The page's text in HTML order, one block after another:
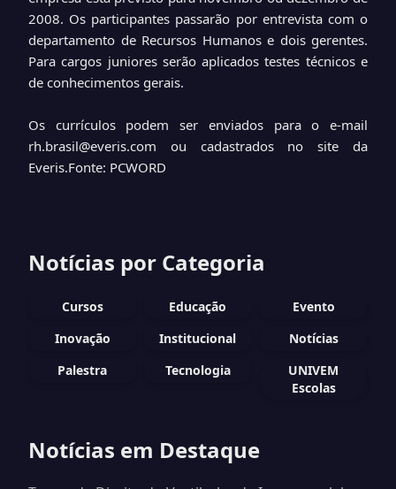
2008. Os participantes passarão por entrevista com o
departamento de Recursos Humanos e dois gerentes.
Para cargos juniores serão aplicados testes técnicos e
de conhecimentos gerais.
Os currículos podem ser enviados para o e-mail
rh.brasil@everis.com ou cadastrados nosite da
Everis.Fonte: PCWORD
Notícias por Categoria
Cursos Educação
Evento
Inovação
Institucional
Notícias
Palestra
Tecnologia
UNIVEM
Escolas
Notícias em Destaque